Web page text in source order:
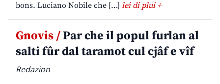
bons. Luciano Nobile che […] lei di plui +
Gnovis /Par che il popul furlan al
salti fûr dal taramot cul cjâf e vîf
Redazion